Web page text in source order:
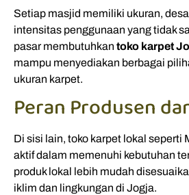
Setiap masjid memiliki ukuran,
intensitas penggunaan yang tidak
pasar membutuhkan toko karpet
mampu menyediakan berbagai
ukuran karpet.
Peran Produsen
Di sisi lain, toko karpet lokal seperti
aktif dalam memenuhi kebutuhan
produk lokal lebih mudah
iklim dan lingkungan di Jogja.